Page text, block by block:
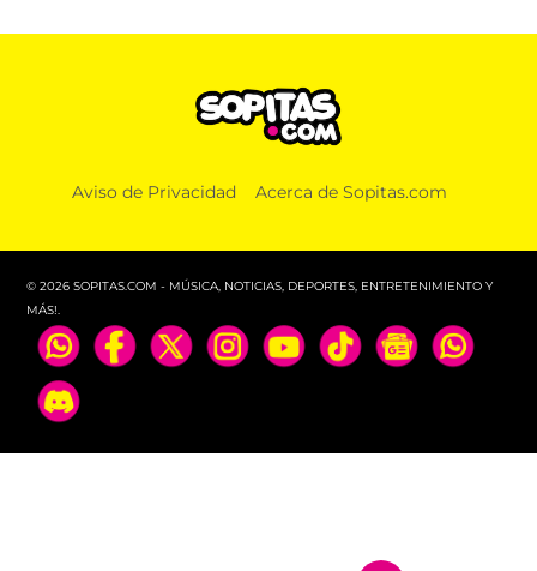
El lado musical de Spider-Man: 12 curiosidades
Aviso de Privacidad Acerca de Sopitas.com
© 2026 SOPITAS.COM - MÚSICA, NOTICIAS, DEPORTES, ENTRETENIMIENTO Y
MÁS!.